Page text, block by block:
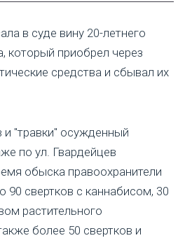
в суде вину 20-летнего
который приобрел через
средства и сбывал их
и "травки" осужденный
по ул. Гвардейцев
обыска правоохранители
90 свертков с каннабисом, 30
растительного
более 50 свертков и